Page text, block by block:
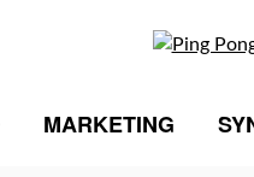
MARKETING